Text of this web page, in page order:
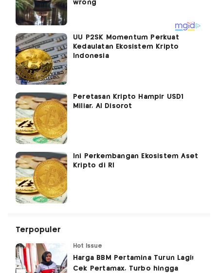
UU P2SK Momentum Perkuat
Kedaulatan Ekosistem Kripto
Indonesia
Peretasan Kripto Hampir USD1
Miliar, AI Disorot
Ini Perkembangan Ekosistem Aset
Kripto di RI
Terpopuler
Hot Issue
Harga BBM Pertamina Turun Lagi!
Cek Pertamax, Turbo hingga